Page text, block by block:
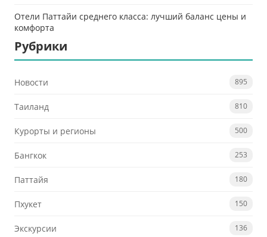
Отели Паттайи среднего класса: лучший баланс цены и
комфорта
Рубрики
Новости 895
Таиланд 810
Курорты и регионы 500
Бангкок 253
Паттайя 180
Пхукет 150
Экскурсии 136